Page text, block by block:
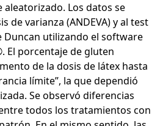
Los datos se
de varianza (ANDEVA) y al test
Duncan utilizando el software
El porcentaje de gluten
de la dosis de látex hasta
límite”, la que dependió
Se observó diferencias
todos los tratamientos con